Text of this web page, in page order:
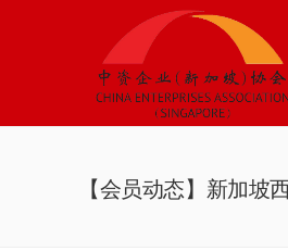
【会员动态】新加